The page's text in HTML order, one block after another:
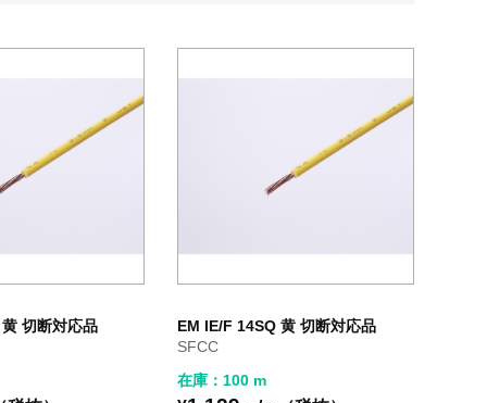
切断対応品
EM IE/F 14SQ 黄 切断対応品
SFCC
在庫：100 m